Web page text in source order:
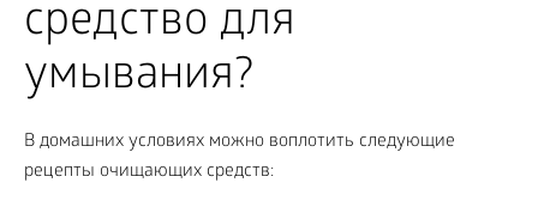
средство для
умывания?
В домашних условиях можно воплотить следующие
рецепты очищающих средств: